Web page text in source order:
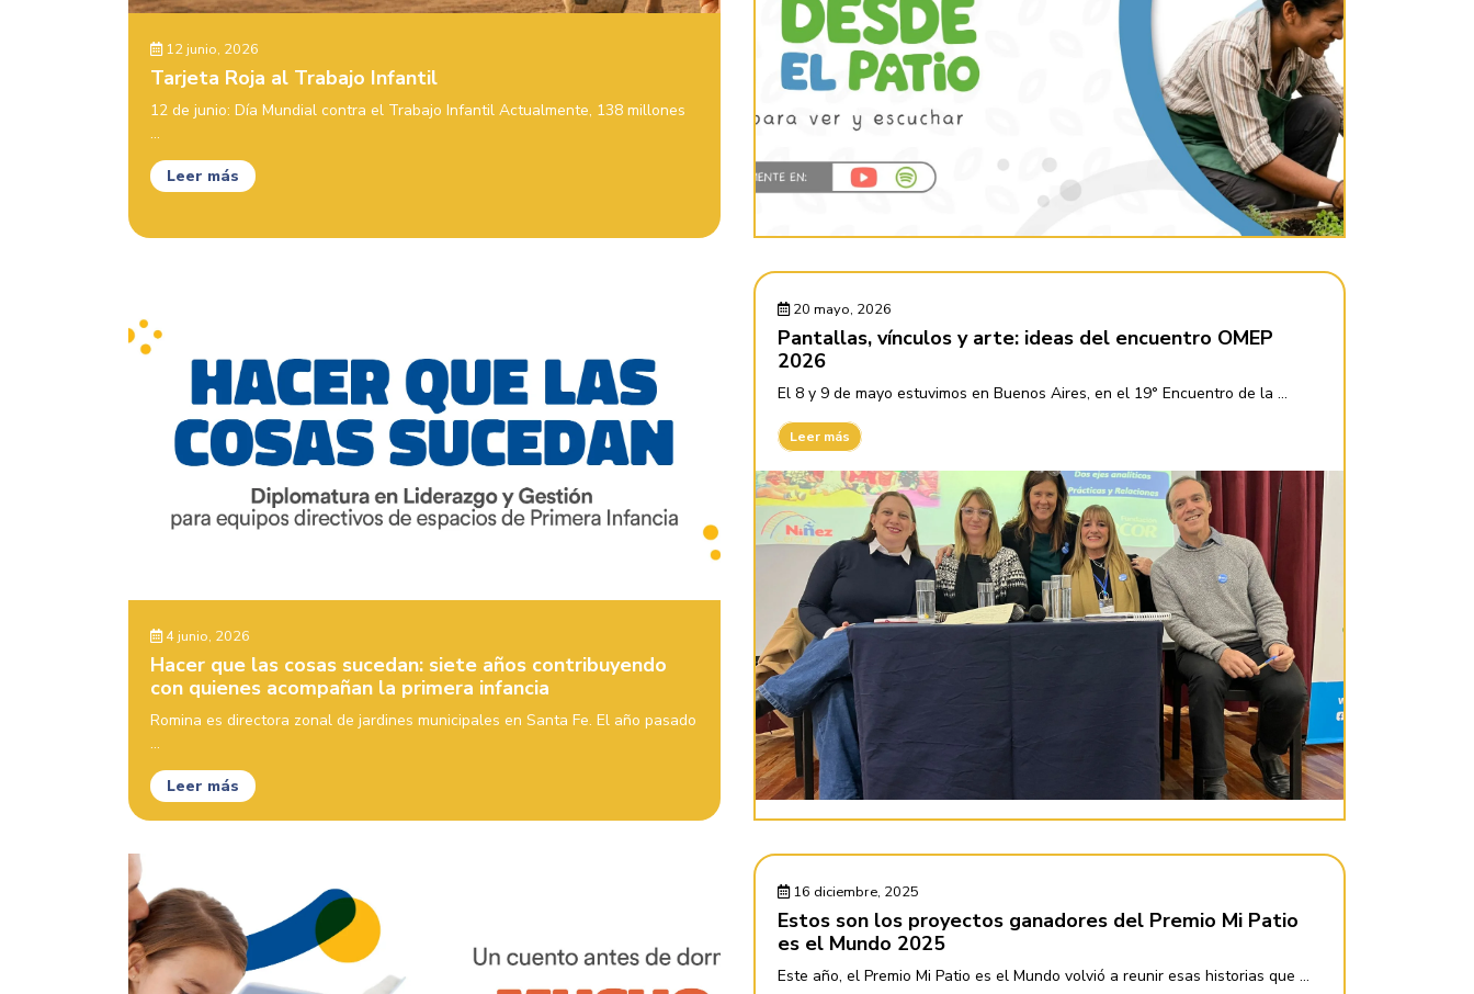
12 junio, 2026
Tarjeta Roja al Trabajo Infantil
12 de junio: Día Mundial contra el Trabajo Infantil Actualmente, 138 millones
...
Leer más
4 junio, 2026
Hacer que las cosas sucedan: siete años contribuyendo
con quienes acompañan la primera infancia
Romina es directora zonal de jardines municipales en Santa Fe. El año pasado
...
Leer más
20 mayo, 2026
Pantallas, vínculos y arte: ideas del encuentro OMEP
2026
El 8 y 9 de mayo estuvimos en Buenos Aires, en el 19° Encuentro de la ...
Leer más
16 diciembre, 2025
Estos son los proyectos ganadores del Premio Mi Patio
es el Mundo 2025
Este año, el Premio Mi Patio es el Mundo volvió a reunir esas historias que ...